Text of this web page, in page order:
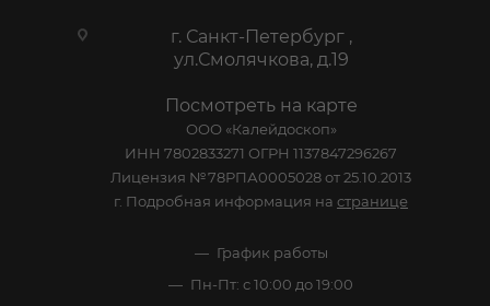
г. Санкт-Петербург ,
ул.Смолячкова, д.19
Посмотреть на карте
ООО «Калейдоскоп»
ИНН 7802833271 ОГРН 1137847296267
Лицензия №78РПА0005028 от 25.10.2013
г. Подробная информация на странице
График работы
Пн-Пт: с 10:00 до 19:00